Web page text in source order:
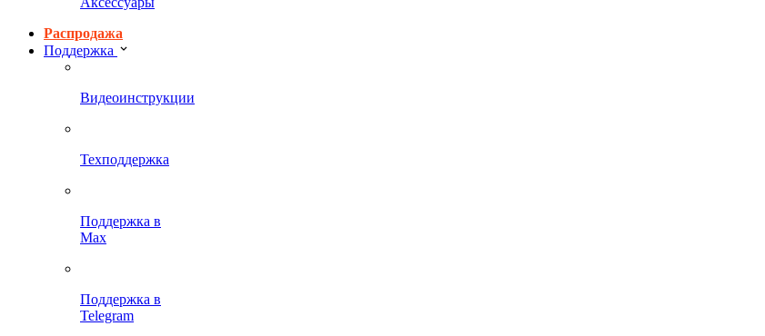
Распродажа
Поддержка
Видеоинструкции
Техподдержка
Поддержка в
Max
Поддержка в
Telegram